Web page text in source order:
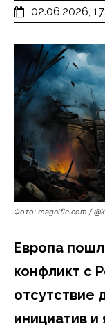
02.06.2026,
Фото: magnific.com /
Европа
конфликт с
отсутствие
инициатив и